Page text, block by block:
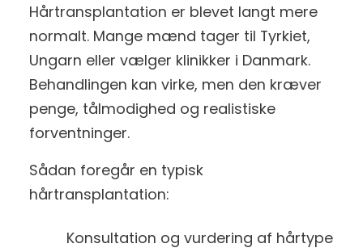
Hårtransplantation er blevet langt mere
normalt. Mange mænd tager til Tyrkiet,
Ungarn eller vælger klinikker i Danmark.
Behandlingen kan virke, men den kræver
penge, tålmodighed og realistiske
forventninger.
Sådan foregår en typisk
hårtransplantation:
Konsultation og vurdering af hårtype